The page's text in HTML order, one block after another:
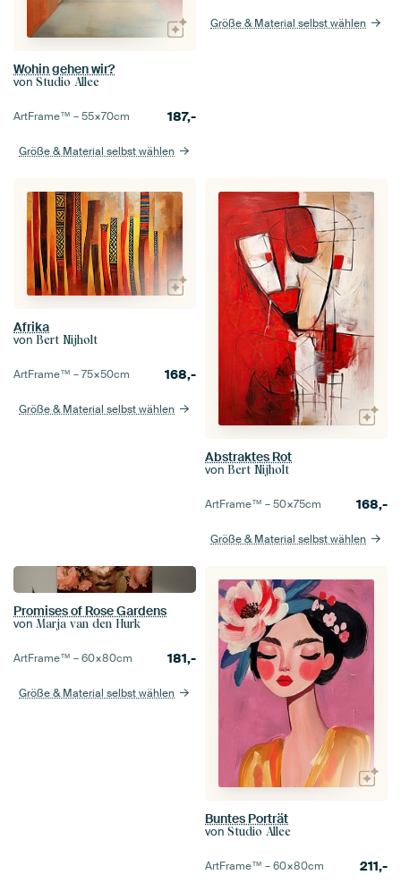
Wohin gehen wir?
von Studio Allee
ArtFrame™ –55×70cm 187,-
Größe & Material selbst wählen
Größe & Material selbst wählen
Afrika
von Bert Nijholt
ArtFrame™ –75×50cm 168,-
Größe & Material selbst wählen
Abstraktes Rot
von Bert Nijholt
ArtFrame™ –50×75cm 168,-
Größe & Material selbst wählen
Promises of Rose Gardens
von Marja van den Hurk
ArtFrame™ –60×80cm 181,-
Größe & Material selbst wählen
Buntes Porträt
von Studio Allee
ArtFrame™ –60×80cm 211,-